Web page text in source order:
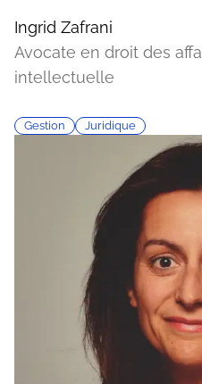
Ingrid Zafrani
Avocate en droit des
intellectuelle
Gestion Juridique